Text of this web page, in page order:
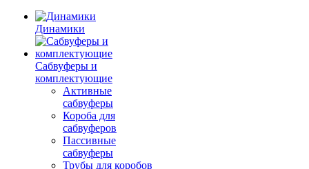
Динамики
Сабвуферы и
комплектующие
Активные
сабвуферы
Короба для
сабвуферов
Пассивные
сабвуферы
Трубы для коробов